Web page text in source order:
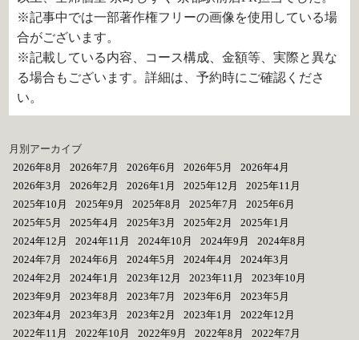
※記事中では一部著作権フリーの画像を使用している場
合がございます。
※記載している内容、コース構成、金額等、実際と異な
る場合もございます。詳細は、予約時にご確認くださ
い。
月別アーカイブ
2026年8月
2026年7月 2026年6月 2026年5月
2026年4月
2026年3月
2026年2月 2026年1月 2025年12月
2025年11月
2025年10月
2025年9月 2025年8月 2025年7月
2025年6月
2025年5月
2025年4月 2025年3月 2025年2月
2025年1月
2024年12月
2024年11月 2024年10月 2024年9月
2024年8月
2024年7月
2024年6月 2024年5月 2024年4月
2024年3月
2024年2月
2024年1月 2023年12月 2023年11月
2023年10月
2023年9月
2023年8月 2023年7月 2023年6月
2023年5月
2023年4月
2023年3月 2023年2月 2023年1月
2022年12月
2022年11月
2022年10月 2022年9月 2022年8月
2022年7月